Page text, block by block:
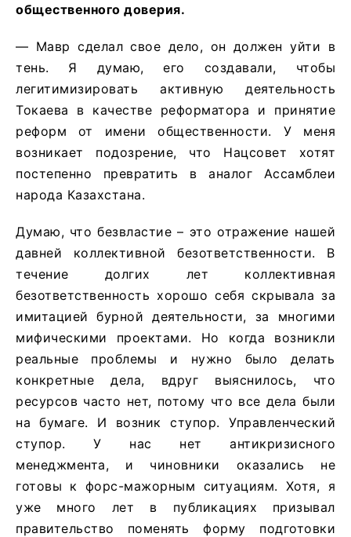
общественного доверия.
— Мавр сделал свое дело, он должен уйти в
тень. Я думаю, его создавали, чтобы
легитимизировать активную деятельность
Токаева в качестве реформатора и принятие
реформ от имени общественности. У меня
возникает подозрение, что Нацсовет хотят
постепенно превратить в аналог Ассамблеи
народа Казахстана.
Думаю, что безвластие – это отражение нашей
давней коллективной безответственности. В
течение долгих лет коллективная
безответственность хорошо себя скрывала за
имитацией бурной деятельности, за многими
мифическими проектами. Но когда возникли
реальные проблемы и нужно было делать
конкретные дела, вдруг выяснилось, что
ресурсов часто нет, потому что все дела были
на бумаге. И возник ступор. Управленческий
ступор. У нас нет антикризисного
менеджмента, и чиновники оказались не
готовы к форс-мажорным ситуациям. Хотя, я
уже много лет в публикациях призывал
правительство поменять форму подготовки